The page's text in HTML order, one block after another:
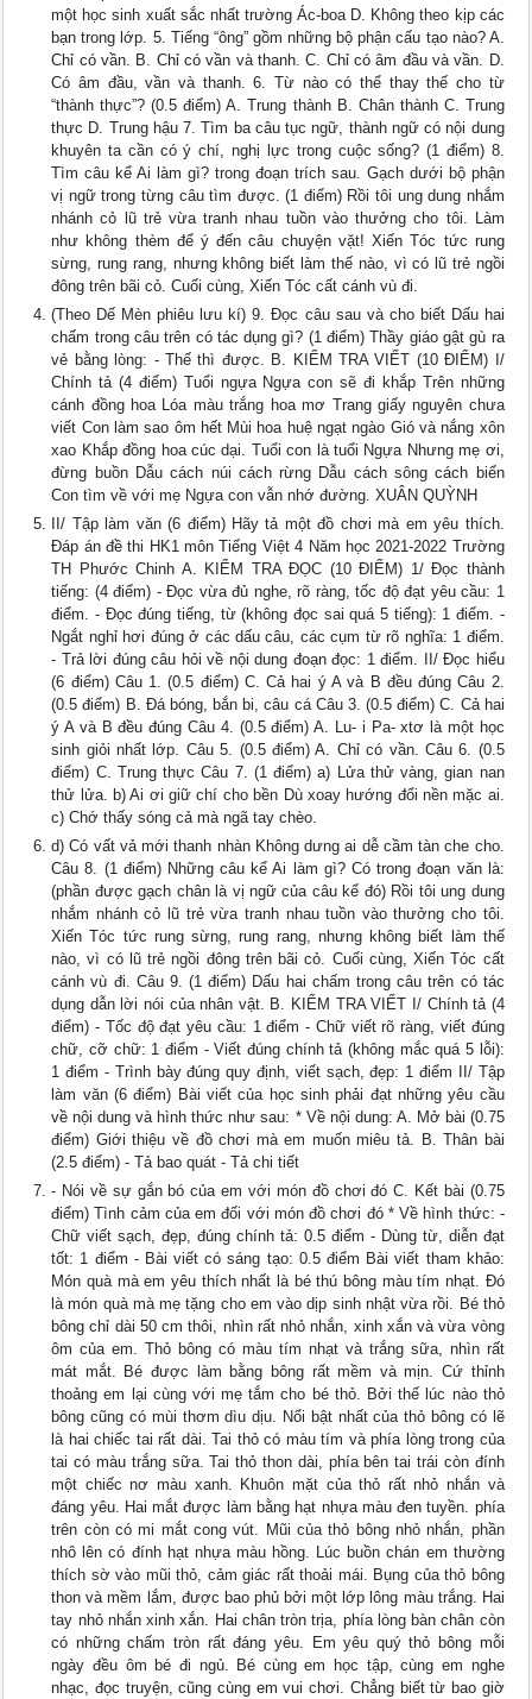
một học sinh xuất sắc nhất trường Ác-boa D. Không theo kịp các
bạn trong lớp. 5. Tiếng “ông” gồm những bộ phận cấu tạo nào? A.
Chỉ có vần. B. Chỉ có vần và thanh. C. Chỉ có âm đầu và vần. D.
Có âm đầu, vần và thanh. 6. Từ nào có thể thay thế cho từ
“thành thực”? (0.5 điểm) A. Trung thành B. Chân thành C. Trung
thực D. Trung hậu 7. Tìm ba câu tục ngữ, thành ngữ có nội dung
khuyên ta cần có ý chí, nghị lực trong cuộc sống? (1 điểm) 8.
Tìm câu kể Ai làm gì? trong đoạn trích sau. Gạch dưới bộ phận
vị ngữ trong từng câu tìm được. (1 điểm) Rồi tôi ung dung nhắm
nhánh cỏ lũ trẻ vừa tranh nhau tuồn vào thưởng cho tôi. Làm
như không thèm để ý đến câu chuyện vặt! Xiến Tóc tức rung
sừng, rung rang, nhưng không biết làm thế nào, vì có lũ trẻ ngồi
đông trên bãi cỏ. Cuối cùng, Xiến Tóc cất cánh vù đi.
(Theo Dế Mèn phiêu lưu kí) 9. Đọc câu sau và cho biết Dấu hai
chấm trong câu trên có tác dụng gì? (1 điểm) Thầy giáo gật gù ra
vẻ bằng lòng: - Thế thì được. B. KIỂM TRA VIẾT (10 ĐIỂM) I/
Chính tả (4 điểm) Tuổi ngựa Ngựa con sẽ đi khắp Trên những
cánh đồng hoa Lóa màu trắng hoa mơ Trang giấy nguyên chưa
viết Con làm sao ôm hết Mùi hoa huệ ngạt ngào Gió và nắng xôn
xao Khắp đồng hoa cúc dại. Tuổi con là tuổi Ngựa Nhưng mẹ ơi,
đừng buồn Dẫu cách núi cách rừng Dẫu cách sông cách biển
Con tìm về với mẹ Ngựa con vẫn nhớ đường. XUÂN QUỲNH
II/ Tập làm văn (6 điểm) Hãy tả một đồ chơi mà em yêu thích.
Đáp án đề thi HK1 môn Tiếng Việt 4 Năm học 2021-2022 Trường
TH Phước Chinh A. KIỂM TRA ĐỌC (10 ĐIỂM) 1/ Đọc thành
tiếng: (4 điểm) - Đọc vừa đủ nghe, rõ ràng, tốc độ đạt yêu cầu: 1
điểm. - Đọc đúng tiếng, từ (không đọc sai quá 5 tiếng): 1 điểm. -
Ngắt nghỉ hơi đúng ở các dấu câu, các cụm từ rõ nghĩa: 1 điểm.
- Trả lời đúng câu hỏi về nội dung đoạn đọc: 1 điểm. II/ Đọc hiểu
(6 điểm) Câu 1. (0.5 điểm) C. Cả hai ý A và B đều đúng Câu 2.
(0.5 điểm) B. Đá bóng, bắn bi, câu cá Câu 3. (0.5 điểm) C. Cả hai
ý A và B đều đúng Câu 4. (0.5 điểm) A. Lu- i Pa- xtơ là một học
sinh giỏi nhất lớp. Câu 5. (0.5 điểm) A. Chỉ có vần. Câu 6. (0.5
điểm) C. Trung thực Câu 7. (1 điểm) a) Lửa thử vàng, gian nan
thử lửa. b) Ai ơi giữ chí cho bền Dù xoay hướng đổi nền mặc ai.
c) Chớ thấy sóng cả mà ngã tay chèo.
d) Có vất vả mới thanh nhàn Không dưng ai dễ cầm tàn che cho.
Câu 8. (1 điểm) Những câu kể Ai làm gì? Có trong đoạn văn là:
(phần được gạch chân là vị ngữ của câu kể đó) Rồi tôi ung dung
nhắm nhánh cỏ lũ trẻ vừa tranh nhau tuồn vào thưởng cho tôi.
Xiến Tóc tức rung sừng, rung rang, nhưng không biết làm thế
nào, vì có lũ trẻ ngồi đông trên bãi cỏ. Cuối cùng, Xiến Tóc cất
cánh vù đi. Câu 9. (1 điểm) Dấu hai chấm trong câu trên có tác
dụng dẫn lời nói của nhân vật. B. KIỂM TRA VIẾT I/ Chính tả (4
điểm) - Tốc độ đạt yêu cầu: 1 điểm - Chữ viết rõ ràng, viết đúng
chữ, cỡ chữ: 1 điểm - Viết đúng chính tả (không mắc quá 5 lỗi):
1 điểm - Trình bày đúng quy định, viết sạch, đẹp: 1 điểm II/ Tập
làm văn (6 điểm) Bài viết của học sinh phải đạt những yêu cầu
về nội dung và hình thức như sau: * Về nội dung: A. Mở bài (0.75
điểm) Giới thiệu về đồ chơi mà em muốn miêu tả. B. Thân bài
(2.5 điểm) - Tả bao quát - Tả chi tiết
- Nói về sự gắn bó của em với món đồ chơi đó C. Kết bài (0.75
điểm) Tình cảm của em đối với món đồ chơi đó * Về hình thức: -
Chữ viết sạch, đẹp, đúng chính tả: 0.5 điểm - Dùng từ, diễn đạt
tốt: 1 điểm - Bài viết có sáng tạo: 0.5 điểm Bài viết tham khảo:
Món quà mà em yêu thích nhất là bé thú bông màu tím nhạt. Đó
là món quà mà mẹ tặng cho em vào dịp sinh nhật vừa rồi. Bé thỏ
bông chỉ dài 50 cm thôi, nhìn rất nhỏ nhắn, xinh xắn và vừa vòng
ôm của em. Thỏ bông có màu tím nhạt và trắng sữa, nhìn rất
mát mắt. Bé được làm bằng bông rất mềm và mịn. Cứ thỉnh
thoảng em lại cùng với mẹ tắm cho bé thỏ. Bởi thế lúc nào thỏ
bông cũng có mùi thơm dìu dịu. Nổi bật nhất của thỏ bông có lẽ
là hai chiếc tai rất dài. Tai thỏ có màu tím và phía lòng trong của
tai có màu trắng sữa. Tai thỏ thon dài, phía bên tai trái còn đính
một chiếc nơ màu xanh. Khuôn mặt của thỏ rất nhỏ nhắn và
đáng yêu. Hai mắt được làm bằng hạt nhựa màu đen tuyền. phía
trên còn có mi mắt cong vút. Mũi của thỏ bông nhỏ nhắn, phần
nhô lên có đính hạt nhựa màu hồng. Lúc buồn chán em thường
thích sờ vào mũi thỏ, cảm giác rất thoải mái. Bụng của thỏ bông
thon và mềm lắm, được bao phủ bởi một lớp lông màu trắng. Hai
tay nhỏ nhắn xinh xắn. Hai chân tròn trịa, phía lòng bàn chân còn
có những chấm tròn rất đáng yêu. Em yêu quý thỏ bông mỗi
ngày đều ôm bé đi ngủ. Bé cùng em học tập, cùng em nghe
nhạc, đọc truyện, cũng cùng em vui chơi. Chẳng biết từ bao giờ